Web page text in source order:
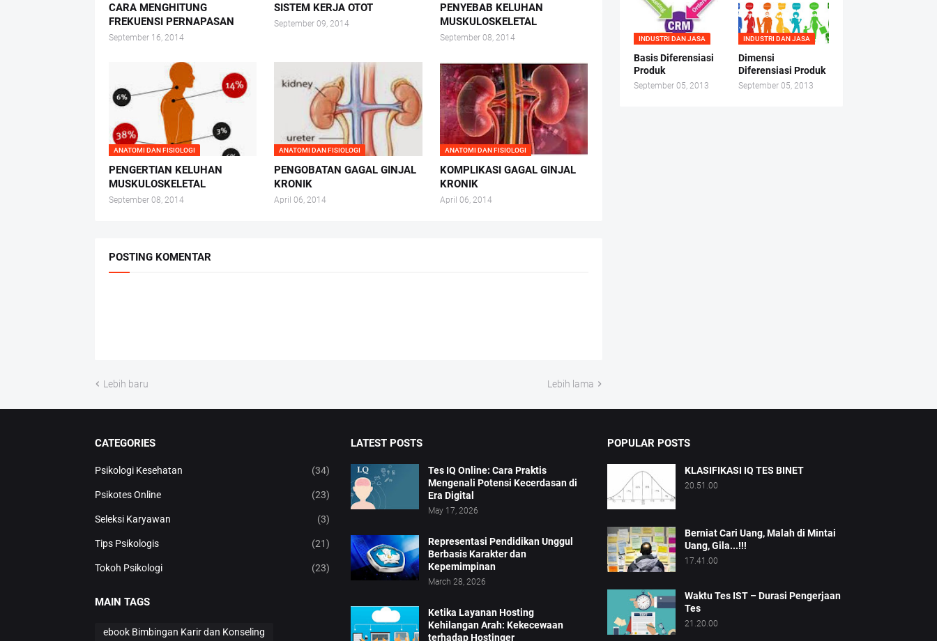
CARA MENGHITUNG
FREKUENSI PERNAPASAN
September 16, 2014
SISTEM KERJA OTOT
September 09, 2014
PENYEBAB KELUHAN
MUSKULOSKELETAL
September 08, 2014
ANATOMI DAN FISIOLOGI
PENGERTIAN KELUHAN
MUSKULOSKELETAL
September 08, 2014
ANATOMI DAN FISIOLOGI
PENGOBATAN GAGAL GINJAL
KRONIK
April 06, 2014
ANATOMI DAN FISIOLOGI
KOMPLIKASI GAGAL GINJAL
KRONIK
April 06, 2014
POSTING KOMENTAR
Lebih baru Lebih lama
INDUSTRI DAN JASA
Basis Diferensiasi
Produk
September 05, 2013
INDUSTRI DAN JASA
Dimensi
Diferensiasi Produk
September 05, 2013
CATEGORIES
Psikologi Kesehatan (34)
Psikotes Online (23)
Seleksi Karyawan (3)
Tips Psikologis (21)
Tokoh Psikologi (23)
MAIN TAGS
ebook Bimbingan Karir dan Konseling
LATEST POSTS
Tes IQ Online: Cara Praktis
Mengenali Potensi Kecerdasan di
Era Digital
May 17, 2026
Representasi Pendidikan Unggul
Berbasis Karakter dan
Kepemimpinan
March 28, 2026
Ketika Layanan Hosting
Kehilangan Arah: Kekecewaan
terhadap Hostinger
POPULAR POSTS
KLASIFIKASI IQ TES BINET
20.51.00
Berniat Cari Uang, Malah di Mintai
Uang, Gila...!!!
17.41.00
Waktu Tes IST – Durasi Pengerjaan
Tes
21.20.00